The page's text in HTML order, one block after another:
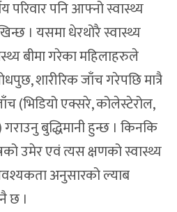
परिवार पनि आफ्नो स्वास्थ्य
। यसमा धेरथोरै स्वास्थ्य
बीमा गरेका महिलाहरुले
शारीरिक जाँच गरेपछि मात्रै
(भिडियो एक्सरे, कोलेस्टेरोल,
बुद्धिमानी हुन्छ । किनकि
उमेर एवं त्यस क्षणको स्वास्थ्य
अनुसारको ल्याब
छ ।